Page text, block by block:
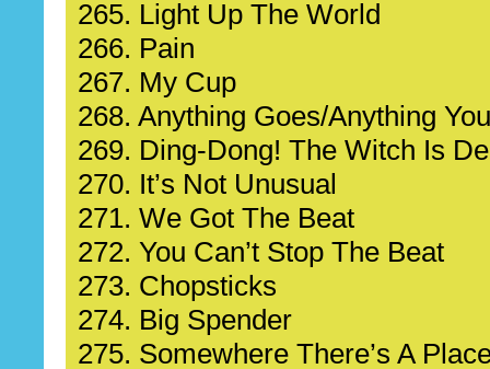
265. Light Up The World
266. Pain
267. My Cup
268. Anything Goes/Anything
269. Ding-Dong! The Witch Is
270. It’s Not Unusual
271. We Got The Beat
272. You Can’t Stop The Beat
273. Chopsticks
274. Big Spender
275. Somewhere There’s A